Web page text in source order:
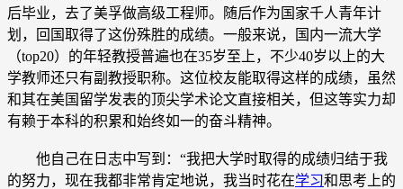
后毕业，去了美孚做高级工程师。随后作为国家千人青年计
划，回国取得了这份殊胜的成绩。一般来说，国内一流大学
（top20）的年轻教授普遍也在35岁至上，不少40岁以上的大
学教师还只有副教授职称。这位校友能取得这样的成绩，虽然
和其在美国留学发表的顶尖学术论文直接相关，但这等实力却
有赖于本科的积累和始终如一的奋斗精神。
他自己在日志中写到：“我把大学时取得的成绩归结于我
的努力，现在我都非常肯定地说，我当时花在学习和思考上的